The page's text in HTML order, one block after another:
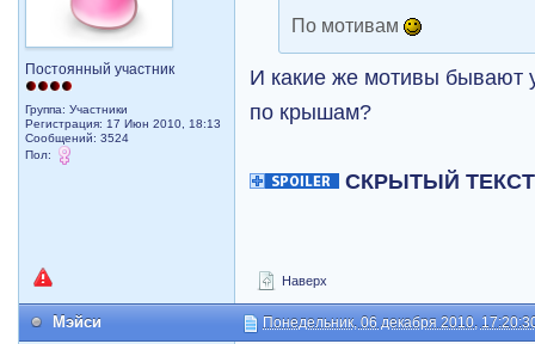
Постоянный участник
Группа: Участники
Регистрация: 17 Июн 2010, 18:13
Сообщений: 3524
Пол:
По мотивам
И какие же мотивы бывают
по крышам?
СКРЫТЫЙ ТЕКСТ
Наверх
Мэйси Понедельник, 06 декабря 2010,